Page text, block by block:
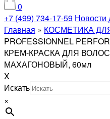
0
+7 (499) 734-17-59 Новости
Главная » КОСМЕТИКА
PROFESSIONNEL
КРЕМ-КРАСКА ДЛЯ
МАХАГОНОВЫЙ, 60мл
X
Искать
×